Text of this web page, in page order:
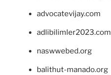
advocatevijay.com
adlibilimler2023.com
naswwebed.org
balithut-manado.org